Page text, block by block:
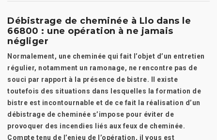
Débistrage de cheminée à Llo dans le
66800 : une opération à ne jamais
négliger
Normalement, une cheminée qui fait l’objet d’un entretien
régulier, notamment un ramonage, ne rencontre pas de
souci par rapport à la présence de bistre. Il existe
toutefois des situations dans lesquelles la formation de
bistre est incontournable et de ce fait la réalisation d’un
débistrage de cheminée s’impose pour éviter de
provoquer des incendies liés aux feux de cheminée.
Compte tenu de l’enjeu de l’opération, il vous est